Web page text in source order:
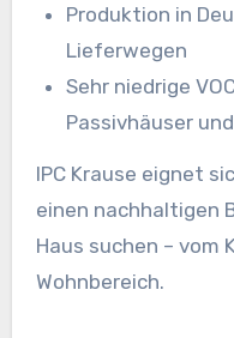
Produktion in
Lieferwegen
Sehr niedrige
Passivhäuser
IPC Krause eignet
einen nachhaltigen
Haus suchen – vom
Wohnbereich.